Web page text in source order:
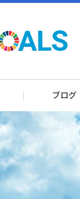
ブログ